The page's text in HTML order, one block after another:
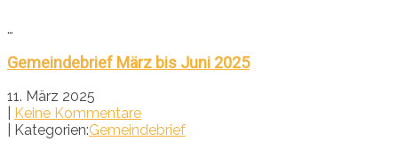
…
Gemeindebrief März bis Juni 2025
11. März 2025
Keine Kommentare
| Kategorien:Gemeindebrief